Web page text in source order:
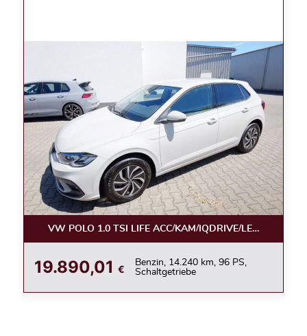
VW POLO 1.0 TSI LIFE ACC/KAM/IQDRIVE/LED/APPC/
19.890,01 €
Benzin, 14.240 km, 96 PS,
Schaltgetriebe